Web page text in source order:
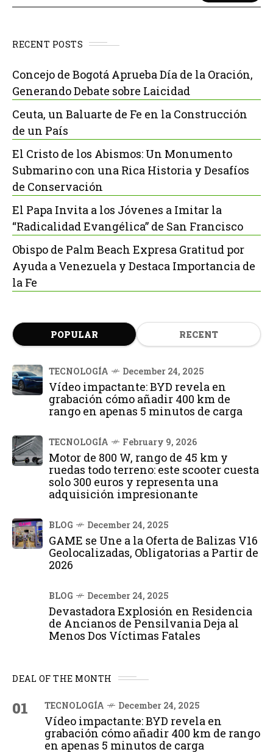
RECENT POSTS
Concejo de Bogotá Aprueba Día de la Oración,
Generando Debate sobre Laicidad
Ceuta, un Baluarte de Fe en la Construcción
de un País
El Cristo de los Abismos: Un Monumento
Submarino con una Rica Historia y Desafíos
de Conservación
El Papa Invita a los Jóvenes a Imitar la
“Radicalidad Evangélica” de San Francisco
Obispo de Palm Beach Expresa Gratitud por
Ayuda a Venezuela y Destaca Importancia de
la Fe
POPULAR RECENT
TECNOLOGÍA December 24, 2025
Vídeo impactante: BYD revela en
grabación cómo añadir 400 km de
rango en apenas 5 minutos de carga
TECNOLOGÍA February 9, 2026
Motor de 800 W, rango de 45 km y
ruedas todo terreno: este scooter cuesta
solo 300 euros y representa una
adquisición impresionante
BLOG December 24, 2025
GAME se Une a la Oferta de Balizas V16
Geolocalizadas, Obligatorias a Partir de
2026
BLOG December 24, 2025
Devastadora Explosión en Residencia
de Ancianos de Pensilvania Deja al
Menos Dos Víctimas Fatales
DEAL OF THE MONTH
01 TECNOLOGÍA December 24, 2025
Vídeo impactante: BYD revela en
grabación cómo añadir 400 km de rango
en apenas 5 minutos de carga